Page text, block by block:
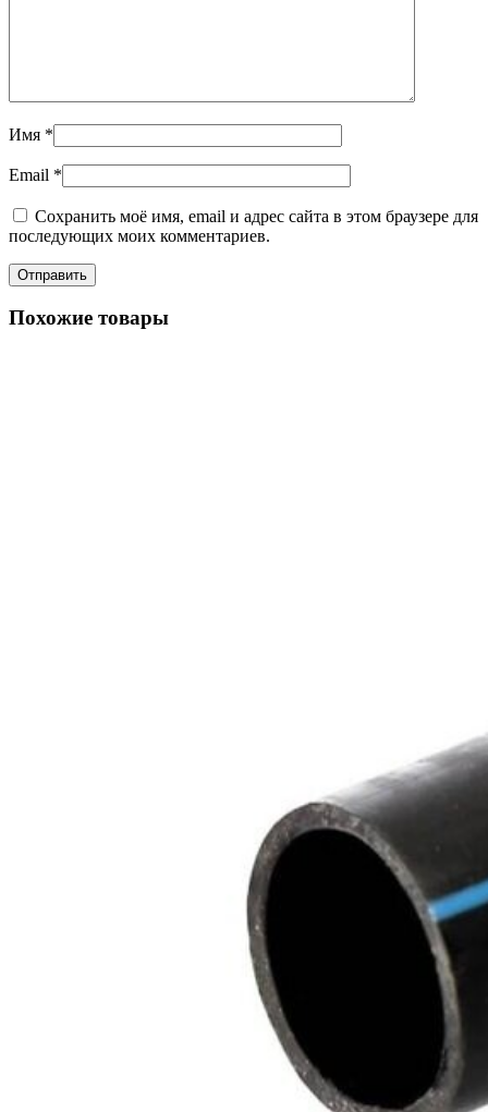
Имя *
Email *
Сохранить моё имя, email и адрес сайта в этом браузере для
последующих моих комментариев.
Похожие товары